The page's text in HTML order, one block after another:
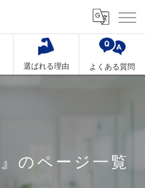
選ばれる理由 よくある質問
のページ一覧